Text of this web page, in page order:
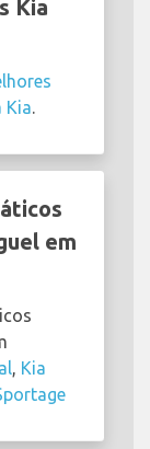
Kia
Kia.
em
, Kia